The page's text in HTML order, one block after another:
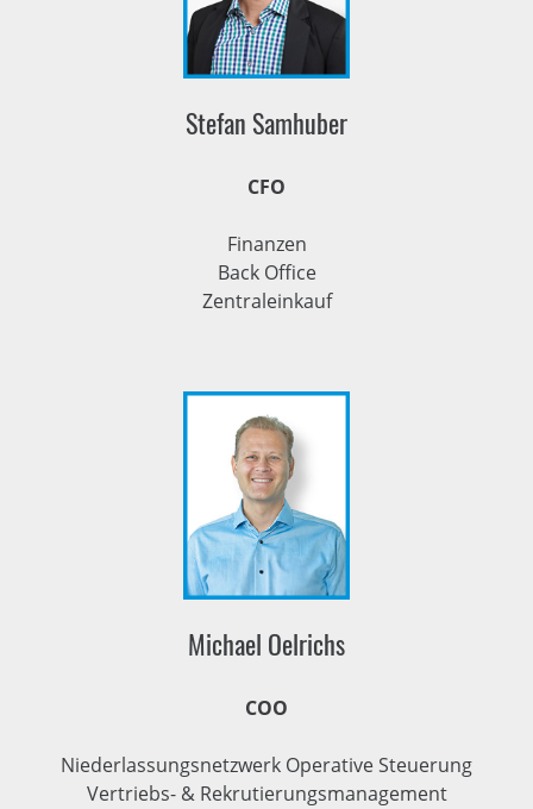
Stefan Samhuber
CFO
Finanzen
Back Office
Zentraleinkauf
Michael Oelrichs
COO
Niederlassungsnetzwerk Operative Steuerung
Vertriebs- & Rekrutierungsmanagement